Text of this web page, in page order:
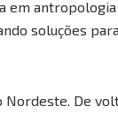
em
soluções
De